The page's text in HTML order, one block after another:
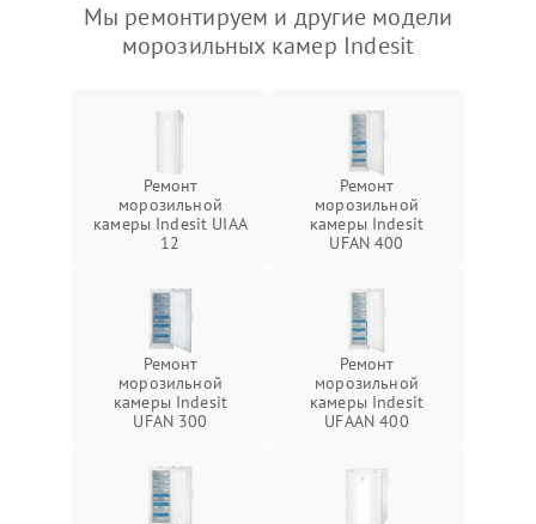
Мы ремонтируем и другие модели
морозильных камер Indesit
Ремонт
морозильной
камеры Indesit UIAA
12
Ремонт
морозильной
камеры Indesit
UFAN 400
Ремонт
морозильной
камеры Indesit
UFAN 300
Ремонт
морозильной
камеры Indesit
UFAAN 400